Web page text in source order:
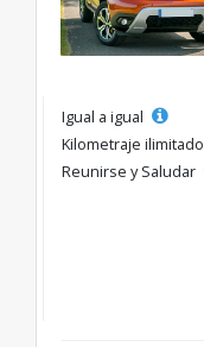
Igual a igual
Kilometraje ilimitado
Reunirse y Saludar